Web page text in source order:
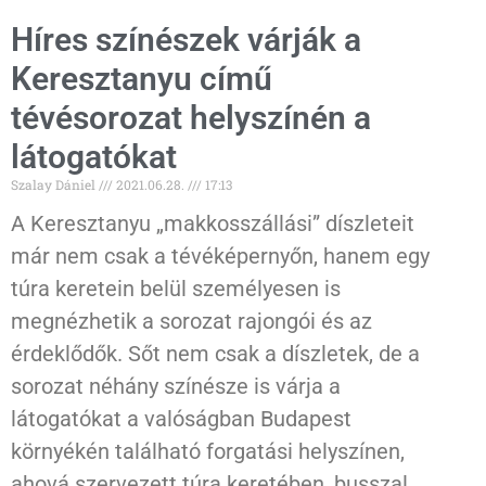
Híres színészek várják a
Keresztanyu című
tévésorozat helyszínén a
látogatókat
Szalay Dániel 2021.06.28. 17:13
A Keresztanyu „makkosszállási” díszleteit
már nem csak a tévéképernyőn, hanem egy
túra keretein belül személyesen is
megnézhetik a sorozat rajongói és az
érdeklődők. Sőt nem csak a díszletek, de a
sorozat néhány színésze is várja a
látogatókat a valóságban Budapest
környékén található forgatási helyszínen,